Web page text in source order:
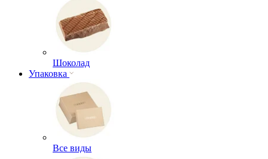
Шоколад
Упаковка
Все виды